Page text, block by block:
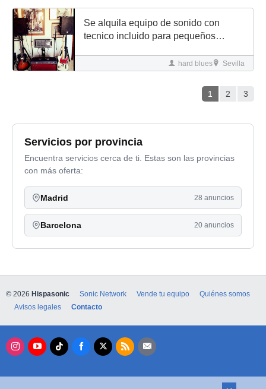
Se alquila equipo de sonido con
tecnico incluido para pequeños
hard blues Sevilla
1 2 3
Servicios por provincia
Encuentra servicios cerca de ti. Estas son las provincias
con más oferta:
Madrid 28 anuncios
Barcelona 20 anuncios
© 2026 Hispasonic Sonic Network Vende tu equipo
Quiénes somos
Avisos legales
Contacto